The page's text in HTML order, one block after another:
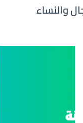
والنساء